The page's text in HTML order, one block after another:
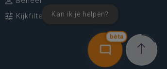
bèta
Kan ik je helpen?
Kijkfilter